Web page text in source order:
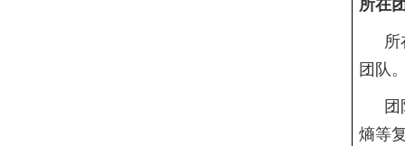
所在
所
团队
熵等